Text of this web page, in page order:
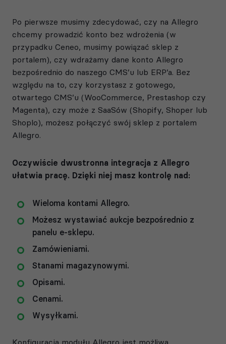
Po pierwsze musimy zdecydować, czy na Allegro
chcemy prowadzić konto bez wdrożenia (w
przypadku Ceneo, musimy powiązać sklep z
portalem), czy wdrażamy dane konto Allegro
bezpośrednio do naszego CMS’u lub ERP’a. Bez
względu na to, czy korzystasz z gotowego,
otwartego CMS’u (WooCommerce, Prestashop czy
Magenta), czy może z SaaSów (Shopify, Shoper lub
Shoplo), możesz połączyć swój sklep z portalem
Allegro.
Oczywiście dwustronna integracja z Allegro
ułatwia pracę. Dzięki niej masz kontrolę nad:
Wieloma kontami Allegro.
Możesz wystawiać aukcje bezpośrednio z
panelu e-sklepu.
Zamówieniami.
Stanami magazynowymi.
Opisami.
Cenami.
Wysyłkami.